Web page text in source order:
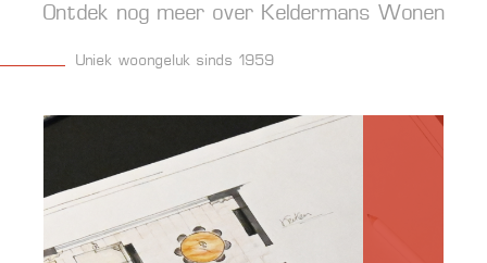
Ontdek nog meer over Keldermans Wonen
Uniek woongeluk sinds 1959